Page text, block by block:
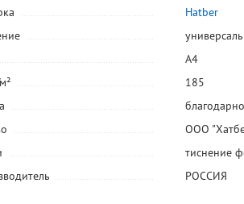
Hatber
А4
185
ООО
тиснение
РОССИЯ